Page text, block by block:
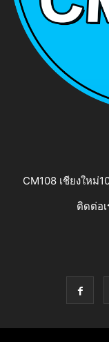
CM108 เชียงใหม่
ติดต่อเ